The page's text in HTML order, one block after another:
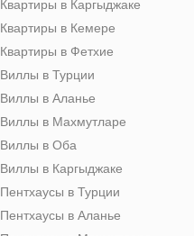
Квартиры в Каргыджаке
Квартиры в Кемере
Квартиры в Фетхие
Виллы в Турции
Виллы в Аланье
Виллы в Махмутларе
Виллы в Оба
Виллы в Каргыджаке
Пентхаусы в Турции
Пентхаусы в Аланье